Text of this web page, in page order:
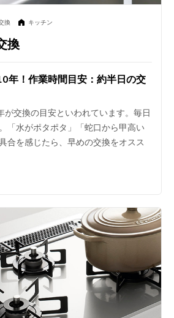
換 キッチン
換
年！作業時間目安：約半日の交
が交換の目安といわれています。毎日
「水がポタポタ」「蛇口から甲高い
合を感じたら、早めの交換をオスス